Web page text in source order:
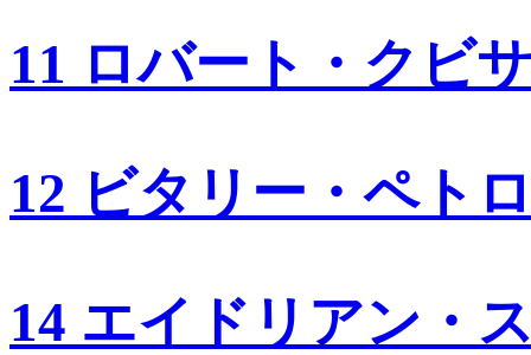
11 ロバート・クビ
12 ビタリー・ペト
14 エイドリアン・